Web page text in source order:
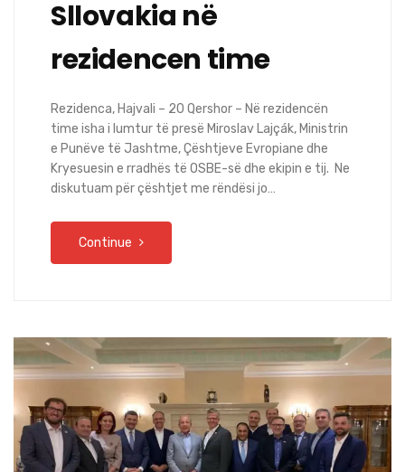
Sllovakia në
rezidencen time
Rezidenca, Hajvali – 20 Qershor – Në rezidencën
time isha i lumtur të presë Miroslav Lajçák, Ministrin
e Punëve të Jashtme, Çështjeve Evropiane dhe
Kryesuesin e rradhës të OSBE-së dhe ekipin e tij. Ne
diskutuam për çështjet me rëndësi jo…
Continue